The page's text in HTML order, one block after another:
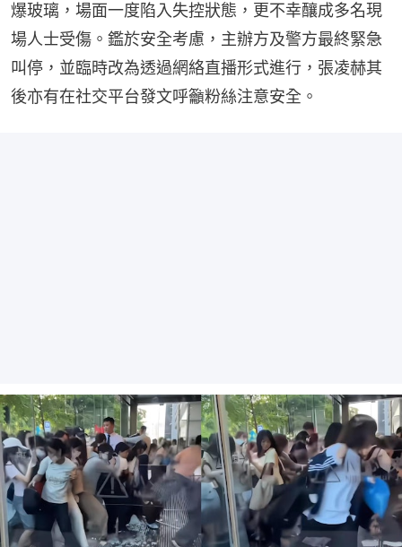
爆玻璃，場面一度陷入失控狀態，更不幸釀成多名現
場人士受傷。鑑於安全考慮，主辦方及警方最終緊急
叫停，並臨時改為透過網絡直播形式進行，張凌赫其
後亦有在社交平台發文呼籲粉絲注意安全。